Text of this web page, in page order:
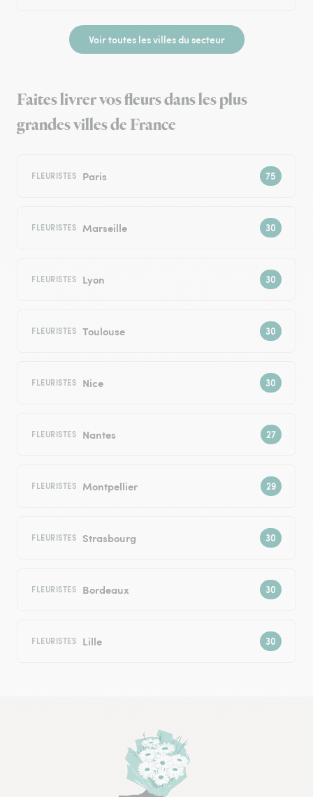
Voir toutes les villes du secteur
Faites livrer vos fleurs dans les plus
grandes villes de France
FLEURISTES Paris
FLEURISTES Marseille
FLEURISTES Lyon
FLEURISTES Toulouse
FLEURISTES Nice
FLEURISTES Nantes
FLEURISTES Montpellier
FLEURISTES Strasbourg
FLEURISTES Bordeaux
FLEURISTES Lille